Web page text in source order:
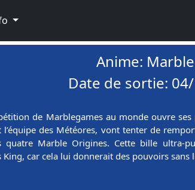
Anime:
Date de sortie:
de Marblegames au monde ouvre
des Météores, vont tenter de
quatre Marble Origines. Cette bille
car cela lui donnerait des pouvoirs sans